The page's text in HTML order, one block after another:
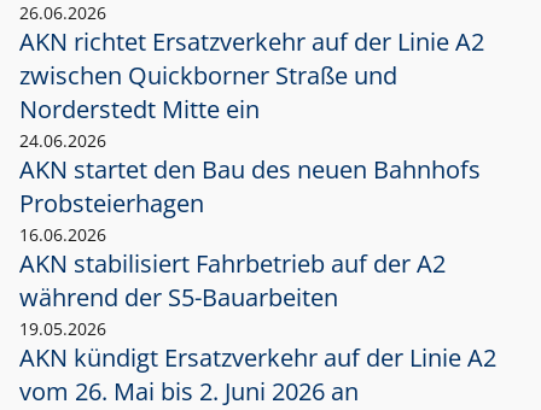
26.06.2026
AKN richtet Ersatzverkehr auf der Linie A2
zwischen Quickborner Straße und
Norderstedt Mitte ein
24.06.2026
AKN startet den Bau des neuen Bahnhofs
Probsteierhagen
16.06.2026
AKN stabilisiert Fahrbetrieb auf der A2
während der S5-Bauarbeiten
19.05.2026
AKN kündigt Ersatzverkehr auf der Linie A2
vom 26. Mai bis 2. Juni 2026 an